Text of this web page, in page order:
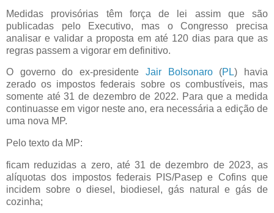
Medidas provisórias têm força de lei assim que são
publicadas pelo Executivo, mas o Congresso precisa
analisar e validar a proposta em até 120 dias para que as
regras passem a vigorar em definitivo.
O governo do ex-presidente Jair Bolsonaro(PL) havia
zerado os impostos federais sobre os combustíveis, mas
somente até 31 de dezembro de 2022. Para que a medida
continuasse em vigor neste ano, era necessária a edição de
uma nova MP.
Pelo texto da MP:
ficam reduzidas a zero, até 31 de dezembro de 2023, as
alíquotas dos impostos federais PIS/Pasep e Cofins que
incidem sobre o diesel, biodiesel, gás natural e gás de
cozinha;